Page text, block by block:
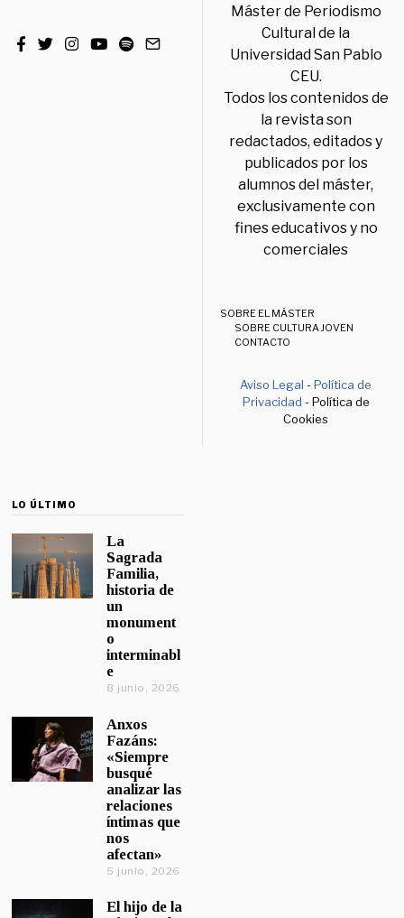
Máster de Periodismo
Cultural de la
Universidad San Pablo
CEU.
Todos los contenidos de
la revista son
redactados, editados y
publicados por los
alumnos del máster,
exclusivamente con
fines educativos y no
comerciales
SOBRE EL MÁSTER
SOBRE CULTURA JOVEN
CONTACTO
Aviso Legal -Política de
Privacidad - Política de
Cookies
LO ÚLTIMO
La
Sagrada
Familia,
historia de
un
monument
o
interminabl
e
8 junio, 2026
Anxos
Fazáns:
«Siempre
busqué
analizar las
relaciones
íntimas que
nos
afectan»
5 junio, 2026
El hijo de la